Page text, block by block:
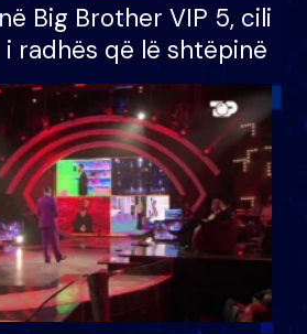
Big Brother VIP 5, cili
radhës që lë shtëpinë